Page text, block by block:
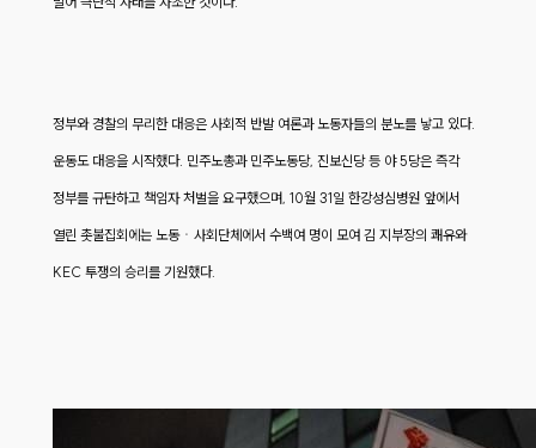
정부와 경찰의 무리한 대응은 사회적 반발 여론과 노동자들의 분노를 낳고 있다.
운동도 대응을 시작했다. 민주노총과 민주노동당, 진보신당 등 야 5당은 즉각
정부를 규탄하고 책임자 처벌을 요구했으며, 10월 31일 한강성심병원 앞에서
열린 촛불집회에는 노동ㆍ사회단체에서 수백여 명이 모여 김 지부장의 쾌유와
KEC 투쟁의 승리를 기원했다.